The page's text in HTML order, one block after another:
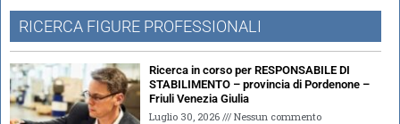
RICERCA FIGURE PROFESSIONALI
Ricerca in corso per RESPONSABILE DI
STABILIMENTO – provincia di Pordenone –
Friuli Venezia Giulia
Luglio 30, 2026
Nessun commento